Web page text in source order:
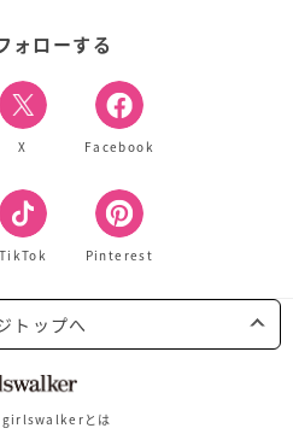
ォローする
X Facebook
TikTok Pinterest
トップへ
girlswalkerとは